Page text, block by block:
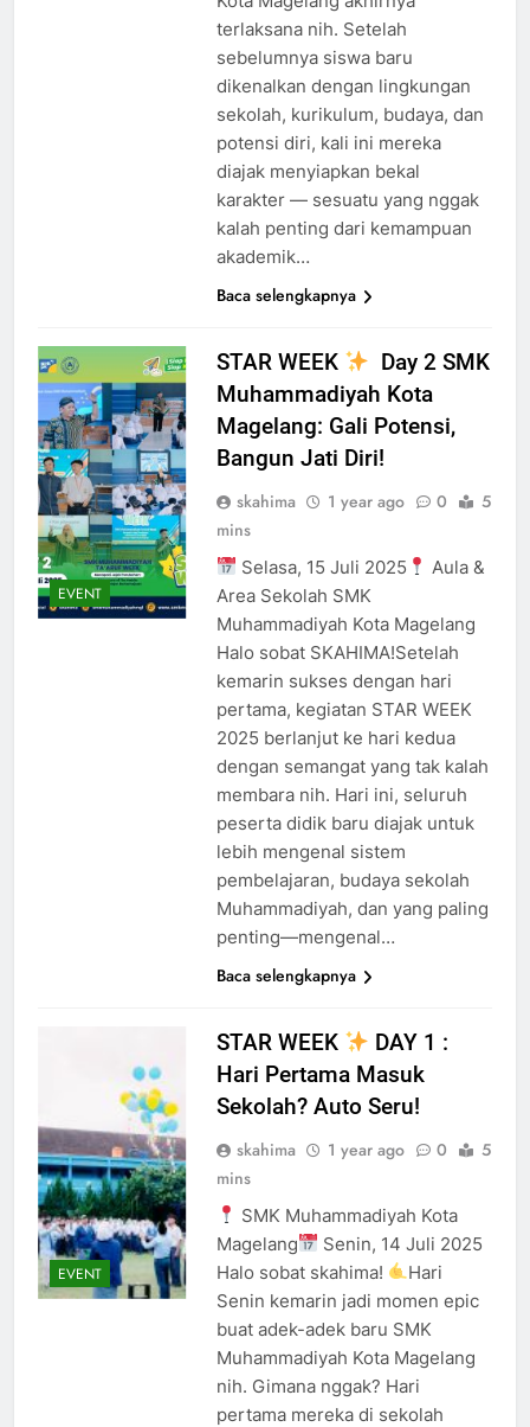
terlaksana nih. Setelah
sebelumnya siswa baru
dikenalkan dengan lingkungan
sekolah, kurikulum, budaya, dan
potensi diri, kali ini mereka
diajak menyiapkan bekal
karakter — sesuatu yang nggak
kalah penting dari kemampuan
akademik…
Baca selengkapnya
EVENT
STAR WEEK
Day 2 SMK
Muhammadiyah Kota
Magelang: Gali Potensi,
Bangun Jati Diri!
skahima 1 year ago 0
5
mins
Selasa, 15 Juli 2025
Aula &
Area Sekolah SMK
Muhammadiyah Kota Magelang
Halo sobat SKAHIMA!Setelah
kemarin sukses dengan hari
pertama, kegiatan STAR WEEK
2025 berlanjut ke hari kedua
dengan semangat yang tak kalah
membara nih. Hari ini, seluruh
peserta didik baru diajak untuk
lebih mengenal sistem
pembelajaran, budaya sekolah
Muhammadiyah, dan yang paling
penting—mengenal…
Baca selengkapnya
EVENT
STAR WEEK
DAY 1 :
Hari Pertama Masuk
Sekolah? Auto Seru!
skahima 1 year ago 0
5
mins
SMK Muhammadiyah Kota
Magelang
Senin, 14 Juli 2025
Halo sobat skahima!
Hari
Senin kemarin jadi momen epic
buat adek-adek baru SMK
Muhammadiyah Kota Magelang
nih. Gimana nggak? Hari
pertama mereka di sekolah